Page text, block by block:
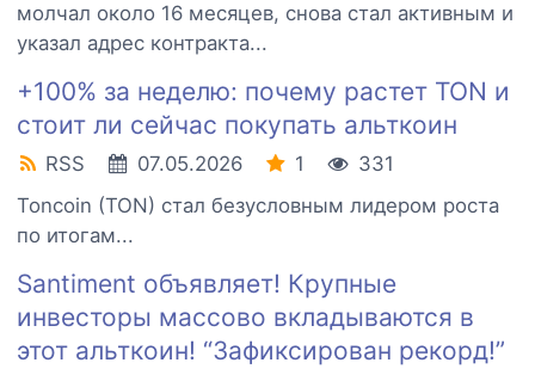
молчал около 16 месяцев, снова стал активным и
указал адрес контракта...
+100% за неделю: почему растет TON и
стоит ли сейчас покупать альткоин
RSS 07.05.2026 1
331
Toncoin (TON) стал безусловным лидером роста
по итогам...
Santiment объявляет! Крупные
инвесторы массово вкладываются в
этот альткоин! “Зафиксирован рекорд!”